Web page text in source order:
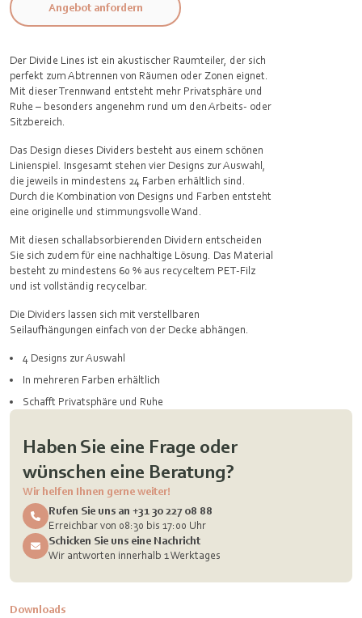
Angebot anfordern
Der Divide Lines ist ein akustischer Raumteiler, der sich
perfekt zum Abtrennen von Räumen oder Zonen eignet.
Mit dieser Trennwand entsteht mehr Privatsphäre und
Ruhe – besonders angenehm rund um den Arbeits- oder
Sitzbereich.
Das Design dieses Dividers besteht aus einem schönen
Linienspiel. Insgesamt stehen vier Designs zur Auswahl,
die jeweils in mindestens 24 Farben erhältlich sind.
Durch die Kombination von Designs und Farben entsteht
eine originelle und stimmungsvolle Wand.
Mit diesen schallabsorbierenden Dividern entscheiden
Sie sich zudem für eine nachhaltige Lösung. Das Material
besteht zu mindestens 60 % aus recyceltem PET-Filz
und ist vollständig recycelbar.
Die Dividers lassen sich mit verstellbaren
Seilaufhängungen einfach von der Decke abhängen.
4 Designs zur Auswahl
In mehreren Farben erhältlich
Schafft Privatsphäre und Ruhe
Haben Sie eine Frage oder
wünschen eine Beratung?
Wir helfen Ihnen gerne weiter!
Rufen Sie uns an +31 30 227 08 88
Erreichbar von 08:30 bis 17:00 Uhr
Schicken Sie uns eine Nachricht
Wir antworten innerhalb 1 Werktages
Downloads